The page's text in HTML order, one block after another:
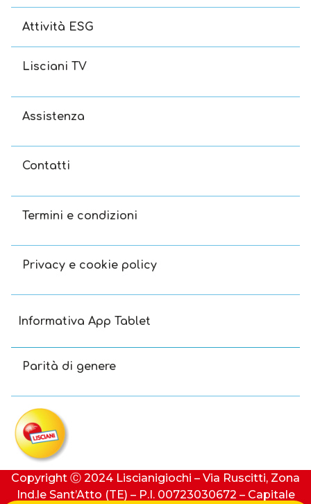
Attività ESG
Lisciani TV
Assistenza
Contatti
Termini e condizioni
Privacy e cookie policy
Informativa App Tablet
Parità di genere
Copyright Ⓒ 2024 Liscianigiochi – Via Ruscitti, Zona
Ind.le Sant’Atto (TE) – P.I. 00723030672 – Capitale